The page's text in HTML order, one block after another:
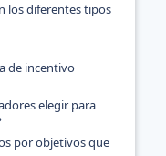
los diferentes tipos
de incentivo
elegir para
por objetivos que